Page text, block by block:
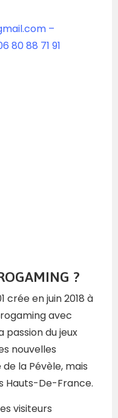
–
80 88 71 91
?
crée en juin 2018 à
avec
du jeux
nouvelles
la Pévèle, mais
Hauts-De-France.
visiteurs